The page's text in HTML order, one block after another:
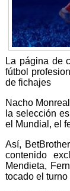
La página de
fútbol
de fichajes
Nacho
la selección
el Mundial, el
Así,
contenido
Mendieta,
tocado el